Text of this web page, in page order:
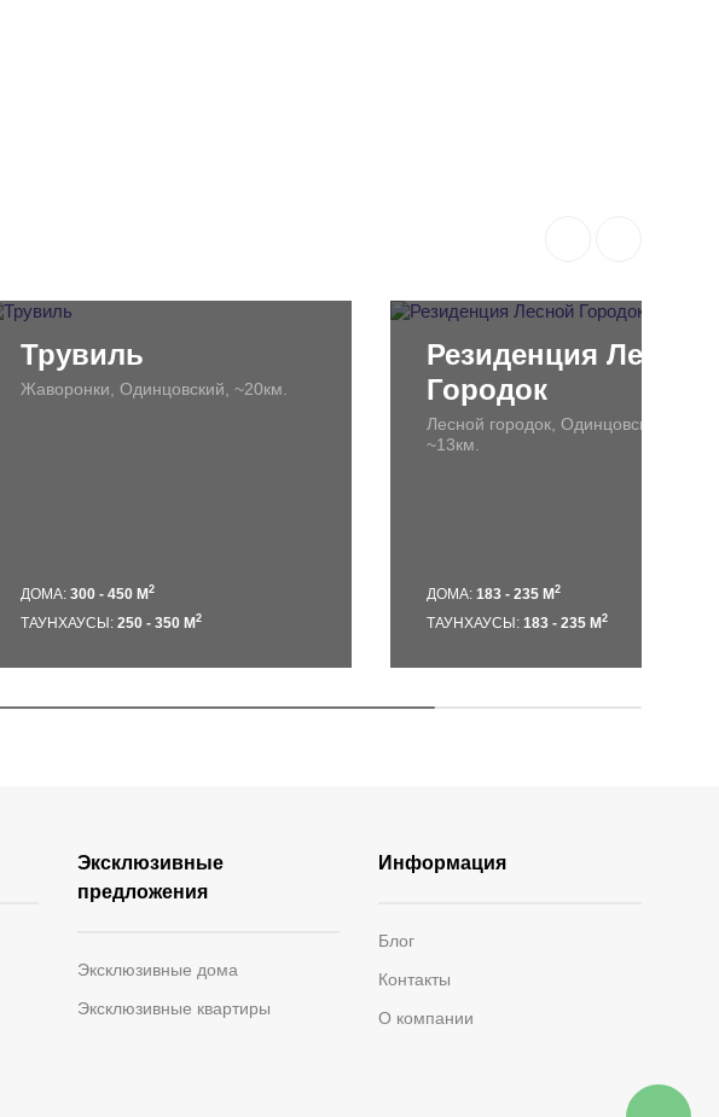
Трувиль
Жаворонки, Одинцовский, ~20км.
ДОМА: 300 - 450 М 2
ТАУНХАУСЫ: 250 - 350 М 2
Резиденция Лесной
Городок
Лесной городок, Одинцовский,
~13км.
ДОМА: 183 - 235 М 2
ТАУНХАУСЫ: 183 - 235 М 2
Эксклюзивные
предложения
Эксклюзивные дома
Эксклюзивные квартиры
Информация
Блог
Контакты
О компании